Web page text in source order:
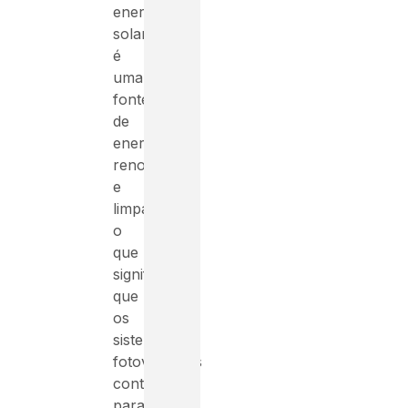
energia
solar
é
uma
fonte
de
energia
renovável
e
limpa,
o
que
significa
que
os
sistemas
fotovoltaicos
contribuem